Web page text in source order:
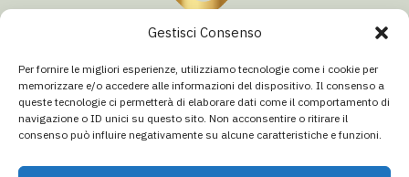
Gestisci Consenso
Per fornire le migliori esperienze, utilizziamo tecnologie come i cookie per
memorizzare e/o accedere alle informazioni del dispositivo. Il consenso a
queste tecnologie ci permetterà di elaborare dati come il comportamento di
navigazione o ID unici su questo sito. Non acconsentire o ritirare il
consenso può influire negativamente su alcune caratteristiche e funzioni.
San Giovanni Bianco (BG)
Via Paolo Boselli, 10
P.IVA 03739960163
Testata giornalistica n. 6/2025 registrata presso